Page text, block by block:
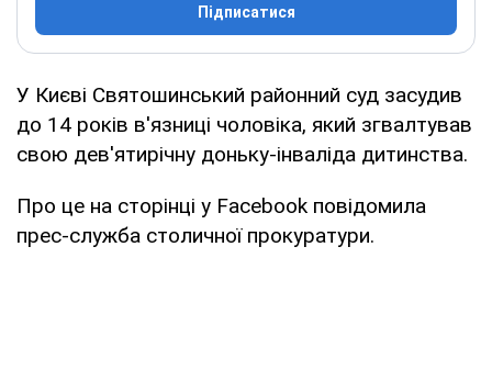
Підписатися
У Києві Святошинський районний суд засудив
до 14 років в'язниці чоловіка, який згвалтував
свою дев'ятирічну доньку-інваліда дитинства.
Про це на сторінці у Facebook повідомила
прес-служба столичної прокуратури.